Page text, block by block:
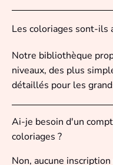
Les coloriages sont-ils
Notre bibliothèque
niveaux, des plus
détaillés pour les
Ai-je besoin d'un
coloriages ?
Non, aucune